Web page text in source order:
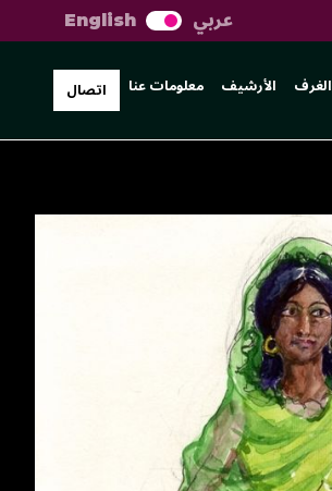
عربي English
الغرف الأرشيف معلومات عنا اتصال